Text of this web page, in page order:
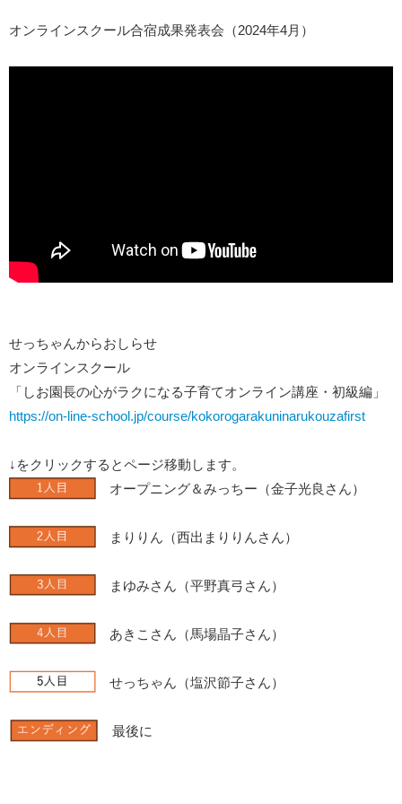
オンラインスクール合宿成果発表会（2024年4月）
せっちゃんからおしらせ
オンラインスクール
「しお園長の心がラクになる子育てオンライン講座・初級編」
https://on-line-school.jp/course/kokorogarakuninarukouzafirst
↓をクリックするとページ移動します。
オープニング＆みっちー（金子光良さん）
まりりん（西出まりりんさん）
まゆみさん（平野真弓さん）
あきこさん（馬場晶子さん）
せっちゃん（塩沢節子さん）
最後に